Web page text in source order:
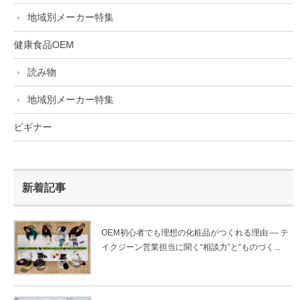
地域別メーカー特集
健康食品OEM
読み物
地域別メーカー特集
ビギナー
新着記事
OEM初心者でも理想の化粧品がつくれる理由 ― テ
イクジーン営業担当に聞く“相談力”と“ものづく...